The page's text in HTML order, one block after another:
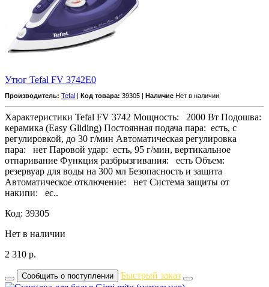
Утюг Tefal FV 3742E0
Производитель: Tefal | Код товара: 39305 | Наличие Нет в наличии
Характеристики Tefal FV 3742 Мощность: 2000 Вт Подошва:
керамика (Easy Gliding) Постоянная подача пара: есть, с
регулировкой, до 30 г/мин Автоматическая регулировка
пара: нет Паровой удар: есть, 95 г/мин, вертикальное
отпаривание Функция разбрызгивания: есть Объем:
резервуар для воды на 300 мл Безопасность и защита
Автоматическое отключение: нет Система защиты от
накипи: ес..
Код: 39305
Нет в наличии
2 310 р.
Сообщить о поступлении Быстрый заказ